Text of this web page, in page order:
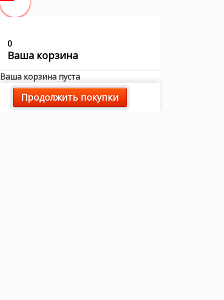
0
Ваша корзина
Ваша корзина пуста
Продолжить покупки